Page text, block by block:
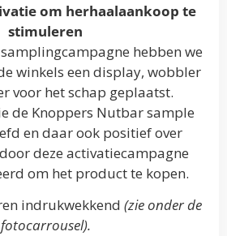
om herhaalaankoop te
stimuleren
hebben we
winkels een display, wobbler
voor het schap geplaatst.
de Knoppers Nutbar sample
en daar ook positief over
deze activatiecampagne
om het product te kopen.
indrukwekkend (zie onder de
fotocarrousel).